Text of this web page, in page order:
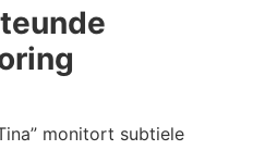
monitort subtiele